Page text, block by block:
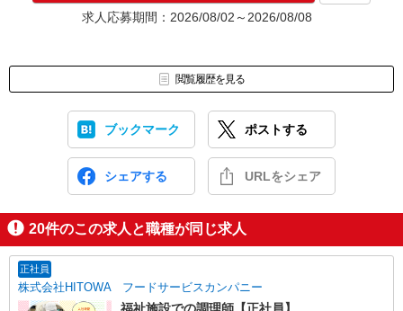
【電話受付】求人応募期間：2026/08/02～2026/08/08
閲覧履歴を見る
ブックマーク ポストする
シェアする URLをシェア
20件のこの求人と職種が同じ求人
正社員
株式会社HITOWA フードサービスカンパニー